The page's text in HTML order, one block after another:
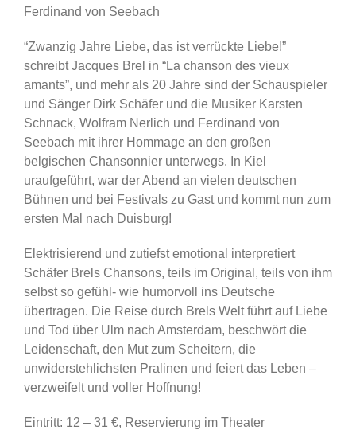
Ferdinand von Seebach
“Zwanzig Jahre Liebe, das ist verrückte Liebe!”
schreibt Jacques Brel in “La chanson des vieux
amants”, und mehr als 20 Jahre sind der Schauspieler
und Sänger Dirk Schäfer und die Musiker Karsten
Schnack, Wolfram Nerlich und Ferdinand von
Seebach mit ihrer Hommage an den großen
belgischen Chansonnier unterwegs. In Kiel
uraufgeführt, war der Abend an vielen deutschen
Bühnen und bei Festivals zu Gast und kommt nun zum
ersten Mal nach Duisburg!
Elektrisierend und zutiefst emotional interpretiert
Schäfer Brels Chansons, teils im Original, teils von ihm
selbst so gefühl- wie humorvoll ins Deutsche
übertragen. Die Reise durch Brels Welt führt auf Liebe
und Tod über Ulm nach Amsterdam, beschwört die
Leidenschaft, den Mut zum Scheitern, die
unwiderstehlichsten Pralinen und feiert das Leben –
verzweifelt und voller Hoffnung!
Eintritt: 12 – 31 €, Reservierung im Theater